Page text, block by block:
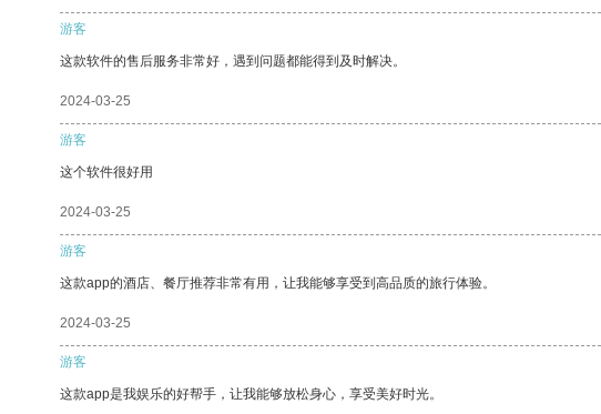
游客
这款软件的售后服务非常好，遇到问题都能得到及时解决。
2024-03-25
游客
这个软件很好用
2024-03-25
游客
这款app的酒店、餐厅推荐非常有用，让我能够享受到高品质的旅行体验。
2024-03-25
游客
这款app是我娱乐的好帮手，让我能够放松身心，享受美好时光。